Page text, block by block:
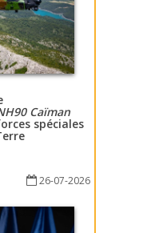
Caïman
spéciales
26-07-2026